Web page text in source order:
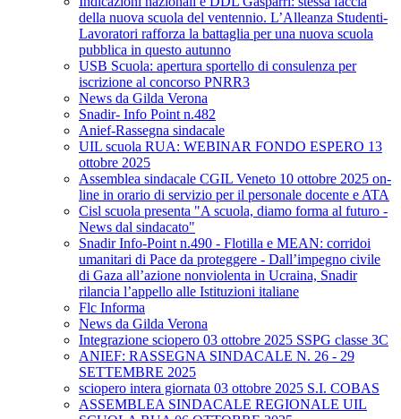
della nuova scuola del ventennio. L’Alleanza Studenti-
Lavoratori rafforza la battaglia per una nuova scuola
pubblica in questo autunno
USB Scuola: apertura sportello di consulenza per
iscrizione al concorso PNRR3
News da Gilda Verona
Snadir- Info Point n.482
Anief-Rassegna sindacale
UIL scuola RUA: WEBINAR FONDO ESPERO 13
ottobre 2025
Assemblea sindacale CGIL Veneto 10 ottobre 2025 on-
line in orario di servizio per il personale docente e ATA
Cisl scuola presenta "A scuola, diamo forma al futuro -
News dal sindacato"
Snadir Info-Point n.490 - Flotilla e MEAN: corridoi
umanitari di Pace da proteggere - Dall’impegno civile
di Gaza all’azione nonviolenta in Ucraina, Snadir
rilancia l’appello alle Istituzioni italiane
Flc Informa
News da Gilda Verona
Integrazione sciopero 03 ottobre 2025 SSPG classe 3C
ANIEF: RASSEGNA SINDACALE N. 26 - 29
SETTEMBRE 2025
sciopero intera giornata 03 ottobre 2025 S.I. COBAS
ASSEMBLEA SINDACALE REGIONALE UIL